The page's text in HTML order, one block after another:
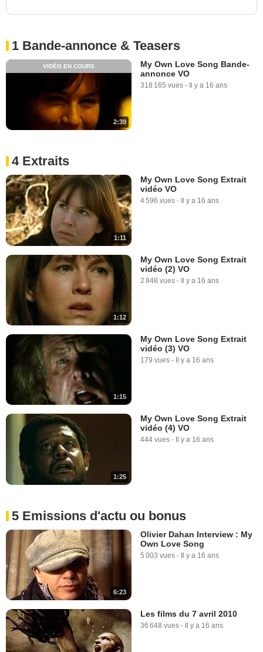
1 Bande-annonce & Teasers
2:39
VIDÉO EN COURS
My Own Love Song Bande-
annonce VO
318 165 vues - Il y a 16 ans
4 Extraits
1:11
My Own Love Song Extrait
vidéo VO
4 596 vues - Il y a 16 ans
1:12
My Own Love Song Extrait
vidéo (2) VO
2 848 vues - Il y a 16 ans
1:15
My Own Love Song Extrait
vidéo (3) VO
179 vues - Il y a 16 ans
1:25
My Own Love Song Extrait
vidéo (4) VO
444 vues - Il y a 16 ans
5 Emissions d'actu ou bonus
6:23
Olivier Dahan Interview : My
Own Love Song
5 003 vues - Il y a 16 ans
Les films du 7 avril 2010
36 648 vues - Il y a 16 ans